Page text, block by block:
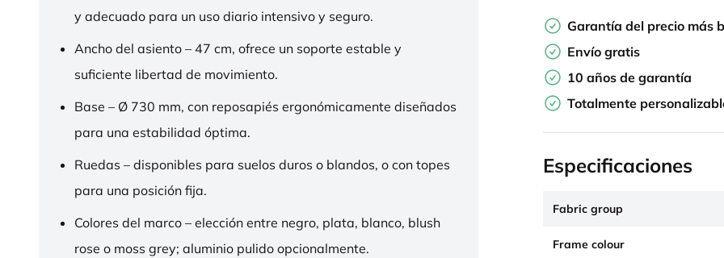
y adecuado para un uso diario intensivo y seguro.
Ancho del asiento – 47 cm, ofrece un soporte estable y
suficiente libertad de movimiento.
Base – Ø 730 mm, con reposapiés ergonómicamente diseñados
para una estabilidad óptima.
Ruedas – disponibles para suelos duros o blandos, o con topes
para una posición fija.
Colores del marco – elección entre negro, plata, blanco, blush
rose o moss grey; aluminio pulido opcionalmente.
Garantía del precio más
Envío gratis
10 años de garantía
Totalmente
Especificaciones
Fabric group
Frame colour